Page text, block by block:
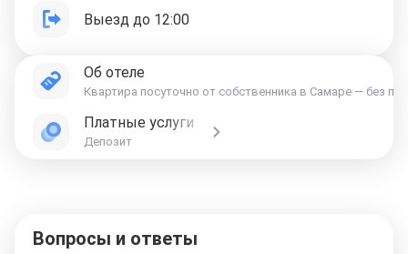
Выезд до 12:00
Об отеле
Квартира посуточно от собственника в Самаре — без
Платные услуги
Депозит
Вопросы и ответы